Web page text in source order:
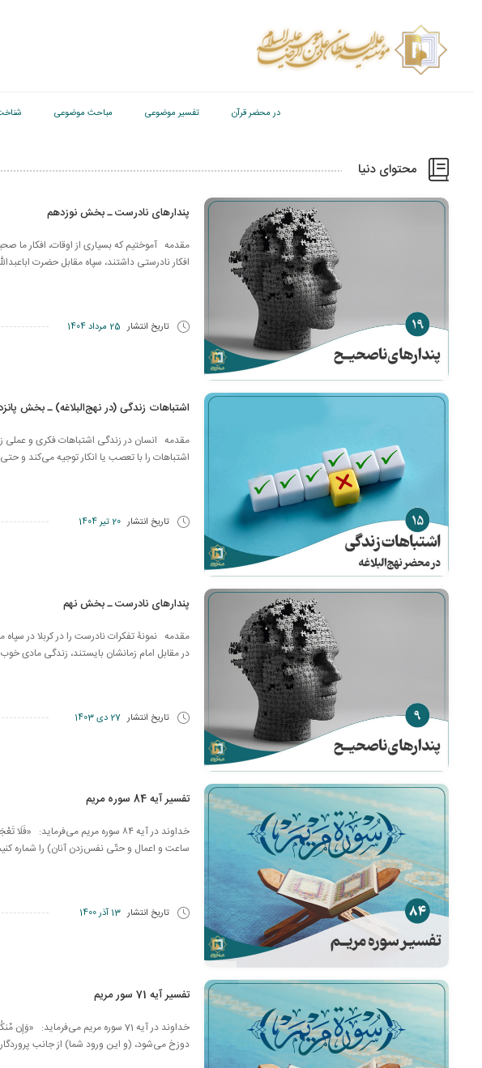
در محضر قرآن تفسیر موضوعی مباحث موضوعی
محتوای دنیا
پندارهای نادرست ـ بخش نوزدهم
مقدمه آموختیم که بسیاری از اوقات، افکار ما
افکار نادرستی داشتند، سپاه مقابل حضرت
تاریخ انتشار 25 مرداد 1404
اشتباهات زندگی (در نهج‌البلاغه) ـ بخش
‌مقدمه انسان در زندگی اشتباهات فکری و عملی
اشتباهات را با تعصب یا انکار توجیه می‌کند و
تاریخ انتشار 20 تیر 1404
پندارهای نادرست ـ بخش نهم
مقدمه نمونۀ تفکرات نادرست را در کربلا در سپاه
در مقابل امام زمانشان بایستند، زندگی مادی
تاریخ انتشار 27 دی 1403
تفسیر آیه 84 سوره مریم
خداوند در آیه ۸۴ سوره مریم
ساعت و اعمال و حتّى نفس‌زدن آنان) را شماره
تاریخ انتشار 13 آذر 1400
تفسیر آیه 71 سور مریم
خداوند در آیه 71 سوره مریم
دوزخ مى‌شود، (و اين ورود شما) از جانب